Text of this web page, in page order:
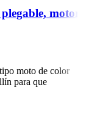
motor
moto de color
para que